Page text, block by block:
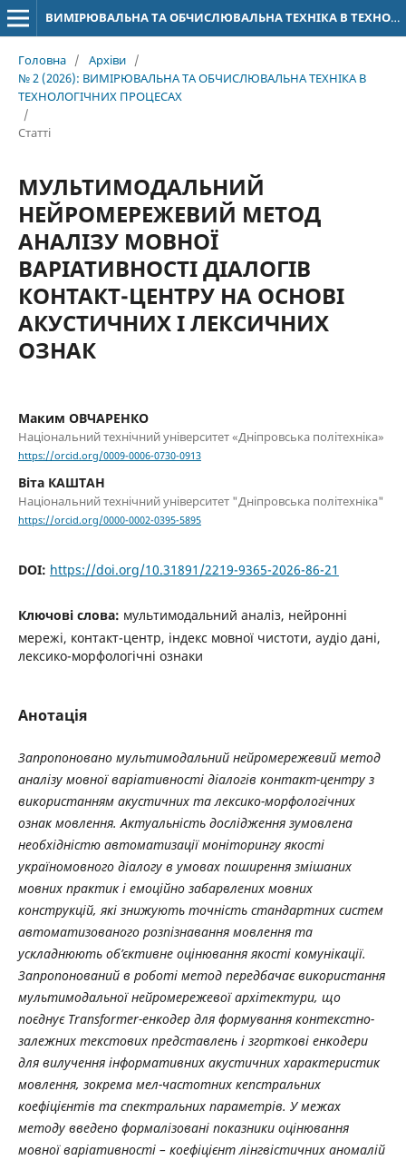
ВИМІРЮВАЛЬНА ТА ОБЧИСЛЮВАЛЬНА ТЕХНІКА В ТЕХНОЛОГІЧНИХ ПРОЦЕСАХ
Головна / Архіви /
№ 2 (2026): ВИМІРЮВАЛЬНА ТА ОБЧИСЛЮВАЛЬНА ТЕХНІКА В
ТЕХНОЛОГІЧНИХ ПРОЦЕСАХ
/
Статті
МУЛЬТИМОДАЛЬНИЙ
НЕЙРОМЕРЕЖЕВИЙ МЕТОД
АНАЛІЗУ МОВНОЇ
ВАРІАТИВНОСТІ ДІАЛОГІВ
КОНТАКТ-ЦЕНТРУ НА ОСНОВІ
АКУСТИЧНИХ І ЛЕКСИЧНИХ
ОЗНАК
Маким ОВЧАРЕНКО
Національний технічний університет «Дніпровська політехніка»
https://orcid.org/0009-0006-0730-0913
Віта КАШТАН
Національний технічний університет "Дніпровська політехніка"
https://orcid.org/0000-0002-0395-5895
DOI: https://doi.org/10.31891/2219-9365-2026-86-21
Ключові слова: мультимодальний аналіз, нейронні
мережі, контакт-центр, індекс мовної чистоти, аудіо дані,
лексико-морфологічні ознаки
Анотація
Запропоновано мультимодальний нейромережевий метод
аналізу мовної варіативності діалогів контакт-центру з
використанням акустичних та лексико-морфологічних
ознак мовлення. Актуальність дослідження зумовлена
необхідністю автоматизації моніторингу якості
україномовного діалогу в умовах поширення змішаних
мовних практик і емоційно забарвлених мовних
конструкцій, які знижують точність стандартних систем
автоматизованого розпізнавання мовлення та
ускладнюють об’єктивне оцінювання якості комунікації.
Запропонований в роботі метод передбачає використання
мультимодальної нейромережевої архітектури, що
поєднує Transformer-енкодер для формування контекстно-
залежних текстових представлень і згорткові енкодери
для вилучення інформативних акустичних характеристик
мовлення, зокрема мел-частотних кепстральних
коефіцієнтів та спектральних параметрів. У межах
методу введено формалізовані показники оцінювання
мовної варіативності – коефіцієнт лінгвістичних аномалій